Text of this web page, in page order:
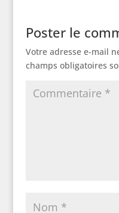
Poster le
Votre adresse e-mail
champs obligatoires